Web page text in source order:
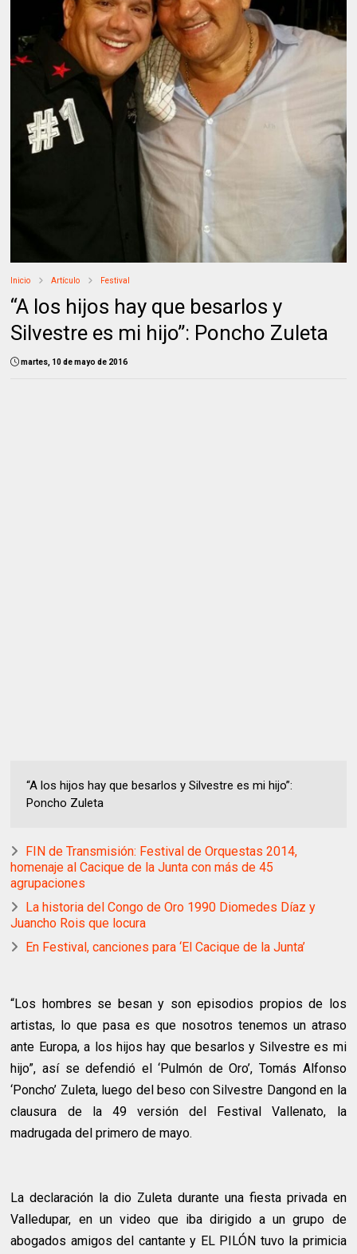
Inicio Artículo Festival
“A los hijos hay que besarlos y
Silvestre es mi hijo”: Poncho Zuleta
martes, 10 de mayo de 2016
“A los hijos hay que besarlos y Silvestre es mi hijo”:
Poncho Zuleta
FIN de Transmisión: Festival de Orquestas 2014,
homenaje al Cacique de la Junta con más de 45
agrupaciones
La historia del Congo de Oro 1990 Diomedes Díaz y
Juancho Rois que locura
En Festival, canciones para ‘El Cacique de la Junta’
“Los hombres se besan y son episodios propios de los
artistas, lo que pasa es que nosotros tenemos un atraso
ante Europa, a los hijos hay que besarlos y Silvestre es mi
hijo”, así se defendió el ‘Pulmón de Oro’, Tomás Alfonso
‘Poncho’ Zuleta, luego del beso con Silvestre Dangond en la
clausura de la 49 versión del Festival Vallenato, la
madrugada del primero de mayo.
La declaración la dio Zuleta durante una fiesta privada en
Valledupar, en un video que iba dirigido a un grupo de
abogados amigos del cantante y EL PILÓN tuvo la primicia